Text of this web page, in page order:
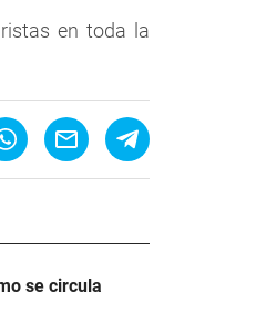
en toda la
se circula